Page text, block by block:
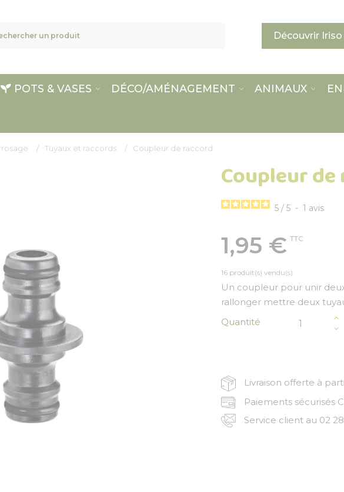
Découvrir Iriso
POTS & VASES DÉCO/AMÉNAGEMENT ANIMAUX
Tuyaux et raccords Coupleur de raccord
Coupleur
5 / 5 - 1 avis
1,95 € TTC
16 produit(s) vendu(s)
Un coupleur pour unir
rallonger mettre deux
Quantité
Livraison offerte à
Paiements sécurisés
Service client au 02